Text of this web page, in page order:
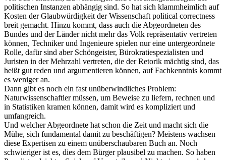
politischen Instanzen abhängig sind. So hat sich klammheimlich auf
Kosten der Glaubwürdigkeit der Wissenschaft political correctness
breit gemacht. Hinzu kommt, dass auch die Abgeordneten des
Bundes und der Länder nicht mehr das Volk repräsentativ vertreten
können, Techniker und Ingenieure spielen nur eine untergeordnete
Rolle, dafür sind aber Schöngeister, Bürokratiespezialisten und
Juristen in der Mehrzahl vertreten, die der Retorik mächtig sind, das
heißt gut reden und argumentieren können, auf Fachkenntnis kommt
es weniger an.
Dann gibt es noch ein fast unüberwindliches Problem:
Naturwissenschaftler müssen, um Beweise zu liefern, rechnen und
in Statistiken kramen können, damit wird es kompliziert und
umfangreich.
Und welcher Abgeordnete hat schon die Zeit und macht sich die
Mühe, sich fundamental damit zu beschäftigen? Meistens wachsen
diese Expertisen zu einem unüberschaubaren Buch an. Noch
schwieriger ist es, dies dem Bürger plausibel zu machen. So haben